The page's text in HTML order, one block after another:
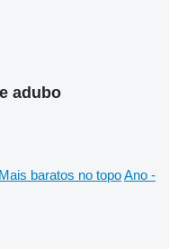
adubo
Mais baratos no topoAno -